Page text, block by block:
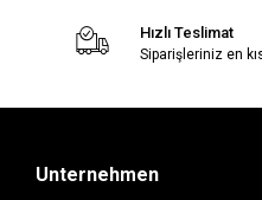
Hızlı Teslimat
Siparişleriniz en
Unternehmen